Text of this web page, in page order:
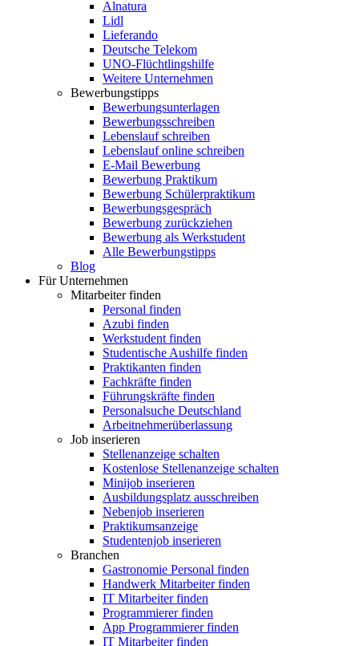
Alnatura
Lidl
Lieferando
Deutsche Telekom
UNO-Flüchtlingshilfe
Weitere Unternehmen
Bewerbungstipps
Bewerbungsunterlagen
Bewerbungsschreiben
Lebenslauf schreiben
Lebenslauf online schreiben
E-Mail Bewerbung
Bewerbung Praktikum
Bewerbung Schülerpraktikum
Bewerbungsgespräch
Bewerbung zurückziehen
Bewerbung als Werkstudent
Alle Bewerbungstipps
Blog
Für Unternehmen
Mitarbeiter finden
Personal finden
Azubi finden
Werkstudent finden
Studentische Aushilfe finden
Praktikanten finden
Fachkräfte finden
Führungskräfte finden
Personalsuche Deutschland
Arbeitnehmerüberlassung
Job inserieren
Stellenanzeige schalten
Kostenlose Stellenanzeige schalten
Minijob inserieren
Ausbildungsplatz ausschreiben
Nebenjob inserieren
Praktikumsanzeige
Studentenjob inserieren
Branchen
Gastronomie Personal finden
Handwerk Mitarbeiter finden
IT Mitarbeiter finden
Programmierer finden
App Programmierer finden
IT Mitarbeiter finden